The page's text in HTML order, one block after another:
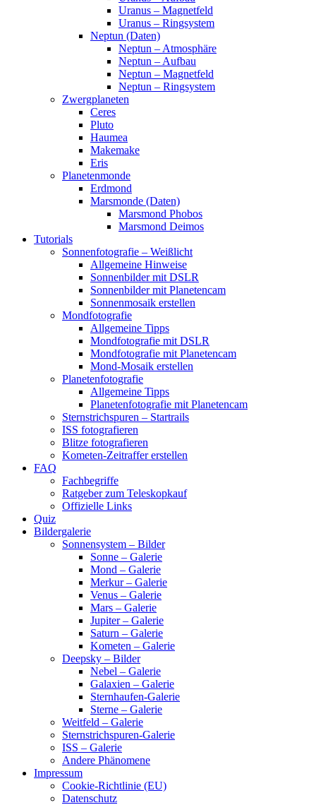
Uranus – Magnetfeld
Uranus – Ringsystem
Neptun (Daten)
Neptun – Atmosphäre
Neptun – Aufbau
Neptun – Magnetfeld
Neptun – Ringsystem
Zwergplaneten
Ceres
Pluto
Haumea
Makemake
Eris
Planetenmonde
Erdmond
Marsmonde (Daten)
Marsmond Phobos
Marsmond Deimos
Tutorials
Sonnenfotografie – Weißlicht
Allgemeine Hinweise
Sonnenbilder mit DSLR
Sonnenbilder mit Planetencam
Sonnenmosaik erstellen
Mondfotografie
Allgemeine Tipps
Mondfotografie mit DSLR
Mondfotografie mit Planetencam
Mond-Mosaik erstellen
Planetenfotografie
Allgemeine Tipps
Planetenfotografie mit Planetencam
Sternstrichspuren – Startrails
ISS fotografieren
Blitze fotografieren
Kometen-Zeitraffer erstellen
FAQ
Fachbegriffe
Ratgeber zum Teleskopkauf
Offizielle Links
Quiz
Bildergalerie
Sonnensystem – Bilder
Sonne – Galerie
Mond – Galerie
Merkur – Galerie
Venus – Galerie
Mars – Galerie
Jupiter – Galerie
Saturn – Galerie
Kometen – Galerie
Deepsky – Bilder
Nebel – Galerie
Galaxien – Galerie
Sternhaufen-Galerie
Sterne – Galerie
Weitfeld – Galerie
Sternstrichspuren-Galerie
ISS – Galerie
Andere Phänomene
Impressum
Cookie-Richtlinie (EU)
Datenschutz